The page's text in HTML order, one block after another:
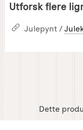
Utforsk flere
Julepynt /
Dette